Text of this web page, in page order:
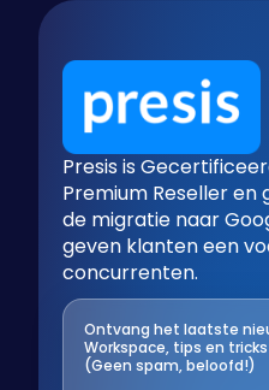
Presis is
Premium Reseller en
de migratie naar
geven klanten een
concurrenten.
Ontvang het laatste
Workspace, tips en
(Geen spam, beloofd!)